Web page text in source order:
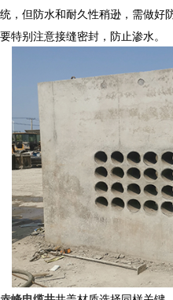
统，但防水和耐久性稍逊，需做好
要特别注意接缝密封，防止渗水。